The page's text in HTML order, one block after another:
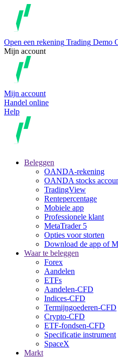
Open een rekening Trading Demo
Mijn account
Mijn account
Handel online
Help
Beleggen
OANDA-rekening
OANDA stocks
TradingView
Rentepercentage
Mobiele app
Professionele klant
MetaTrader 5
Opties voor storten
Download de app of
Waar te beleggen
Forex
Aandelen
ETFs
Aandelen-CFD
Indices-CFD
Termijngoederen-CFD
Crypto-CFD
ETF-fondsen-CFD
Specificatie instrument
SpaceX
Markt